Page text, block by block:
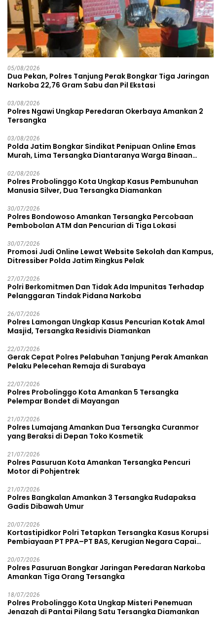
05/08/2026
Dua Pekan, Polres Tanjung Perak Bongkar Tiga Jaringan
Narkoba 22,76 Gram Sabu dan Pil Ekstasi
03/08/2026
Polres Ngawi Ungkap Peredaran Okerbaya Amankan 2
Tersangka
03/08/2026
Polda Jatim Bongkar Sindikat Penipuan Online Emas
Murah, Lima Tersangka Diantaranya Warga Binaan
02/08/2026
Polres Probolinggo Kota Ungkap Kasus Pembunuhan
Manusia Silver, Dua Tersangka Diamankan
30/07/2026
Polres Bondowoso Amankan Tersangka Percobaan
Pembobolan ATM dan Pencurian di Tiga Lokasi
30/07/2026
Promosi Judi Online Lewat Website Sekolah dan Kampus,
Ditressiber Polda Jatim Ringkus Pelak
27/07/2026
Polri Berkomitmen Dan Tidak Ada Impunitas Terhadap
Pelanggaran Tindak Pidana Narkoba
26/07/2026
Polres Lamongan Ungkap Kasus Pencurian Kotak Amal
Masjid, Tersangka Residivis Diamankan
22/07/2026
Gerak Cepat Polres Pelabuhan Tanjung Perak Amankan
Pelaku Pelecehan Remaja di Surabaya
22/07/2026
Polres Probolinggo Kota Amankan 5 Tersangka
Pelempar Bondet di Mayangan
21/07/2026
Polres Lumajang Amankan Dua Tersangka Curanmor
yang Beraksi di Depan Toko Kosmetik
21/07/2026
Polres Pasuruan Kota Amankan Tersangka Pencuri
Motor di Pohjentrek
21/07/2026
Polres Bangkalan Amankan 3 Tersangka Rudapaksa
Gadis Dibawah Umur
20/07/2026
Kortastipidkor Polri Tetapkan Tersangka Kasus Korupsi
Pembiayaan PT PPA–PT BAS, Kerugian Negara Capai
20/07/2026
Polres Pasuruan Bongkar Jaringan Peredaran Narkoba
Amankan Tiga Orang Tersangka
18/07/2026
Polres Probolinggo Kota Ungkap Misteri Penemuan
Jenazah di Pantai Pilang Satu Tersangka Diamankan